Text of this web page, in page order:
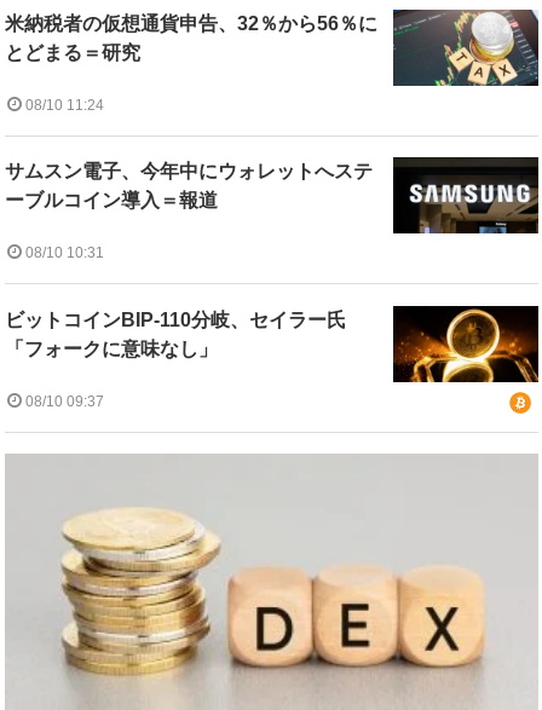
米納税者の仮想通貨申告、32％から56％に
とどまる＝研究
08/10 11:24
サムスン電子、今年中にウォレットへステ
ーブルコイン導入＝報道
08/10 10:31
ビットコインBIP-110分岐、セイラー氏
「フォークに意味なし」
08/10 09:37